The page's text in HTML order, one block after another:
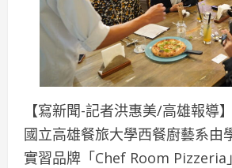
【寫新聞-記者洪惠美/高雄報導】
國立高雄餐旅大學西餐廚藝系由
實習品牌「Chef Room Pizzeria